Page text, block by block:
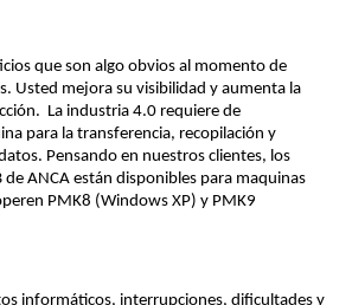
que son algo obvios al momento de
Usted mejora su visibilidad y aumenta la
La industria 4.0 requiere de
para la transferencia, recopilación y
Pensando en nuestros clientes, los
de ANCA están disponibles para maquinas
PMK8 (Windows XP) y PMK9
informáticos, interrupciones, dificultades y